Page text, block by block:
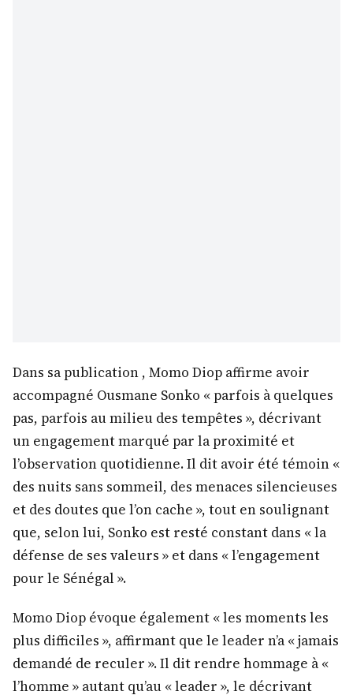
Dans sa publication , Momo Diop affirme avoir
accompagné Ousmane Sonko « parfois à quelques
pas, parfois au milieu des tempêtes », décrivant
un engagement marqué par la proximité et
l’observation quotidienne. Il dit avoir été témoin «
des nuits sans sommeil, des menaces silencieuses
et des doutes que l’on cache », tout en soulignant
que, selon lui, Sonko est resté constant dans « la
défense de ses valeurs » et dans « l’engagement
pour le Sénégal ».
Momo Diop évoque également « les moments les
plus difficiles », affirmant que le leader n’a « jamais
demandé de reculer ». Il dit rendre hommage à «
l’homme » autant qu’au « leader », le décrivant